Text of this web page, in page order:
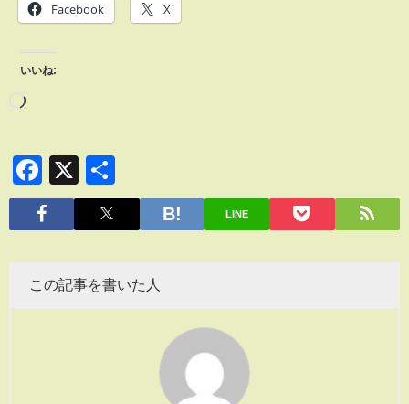
Facebook X
いいね:
Facebook
X
有
LINE
この記事を書いた人